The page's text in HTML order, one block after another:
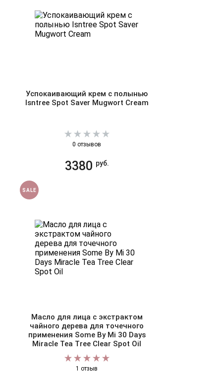
Успокаивающий крем с полынью
Isntree Spot Saver Mugwort Cream
0 отзывов
3380 руб.
SALE
Масло для лица с экстрактом
чайного дерева для точечного
применения Some By Mi 30 Days
Miracle Tea Tree Clear Spot Oil
1 отзыв